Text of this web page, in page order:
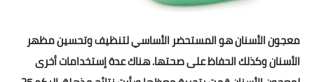
أطباق بحرية
وصفات حصرية
معجون الأسنان هو المستحضر الأساسي لتنظيف وتحسين مظهر
الأسنان وكذلك الحفاظ على صحتها. هناك عدة إستخدامات أخرى